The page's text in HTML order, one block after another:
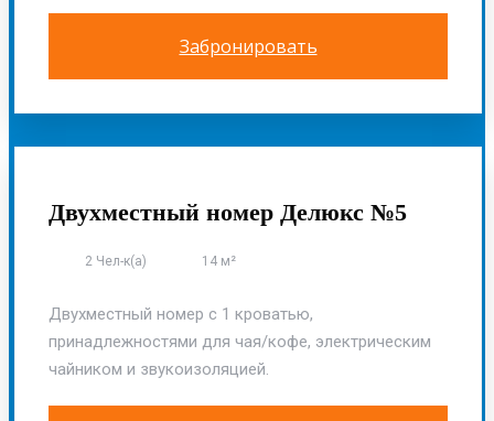
Забронировать
Двухместный номер Делюкс №5
2 Чел-к(а) 14 м²
Двухместный номер с 1 кроватью,
принадлежностями для чая/кофе, электрическим
чайником и звукоизоляцией.